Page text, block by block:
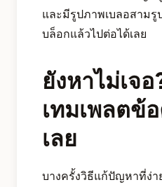
และมีรูปภาพเบลอสาม
บล็อกแล้วไปต่อได้เลย
ยังหาไม่เจอ
เทมเพลตข้
เลย
บางครั้งวิธีแก้ปัญหาที่ง่